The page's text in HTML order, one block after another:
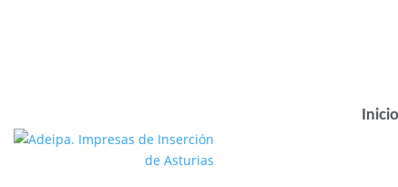
Inicio